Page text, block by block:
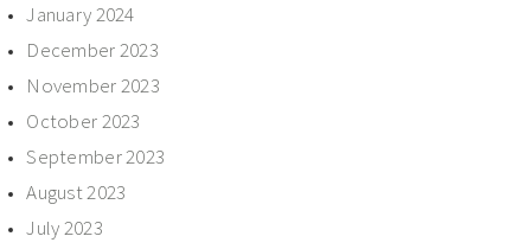
January 2024
December 2023
November 2023
October 2023
September 2023
August 2023
July 2023